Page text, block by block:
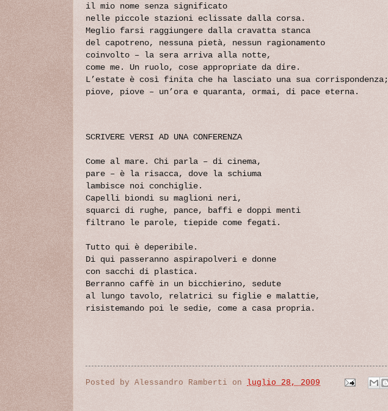
il mio nome senza significato
nelle piccole stazioni eclissate dalla corsa.
Meglio farsi raggiungere dalla cravatta stanca
del capotreno, nessuna pietà, nessun ragionamento
coinvolto – la sera arriva alla notte,
come me. Un ruolo, cose appropriate da dire.
L’estate è così finita che ha lasciato una sua corrispondenza;
piove, piove – un’ora e quaranta, ormai, di pace eterna.
SCRIVERE VERSI AD UNA CONFERENZA
Come al mare. Chi parla – di cinema,
pare – è la risacca, dove la schiuma
lambisce noi conchiglie.
Capelli biondi su maglioni neri,
squarci di rughe, pance, baffi e doppi menti
filtrano le parole, tiepide come fegati.
Tutto qui è deperibile.
Di qui passeranno aspirapolveri e donne
con sacchi di plastica.
Berranno caffè in un bicchierino, sedute
al lungo tavolo, relatrici su figlie e malattie,
risistemando poi le sedie, come a casa propria.
Posted by Alessandro Ramberti on luglio 28, 2009